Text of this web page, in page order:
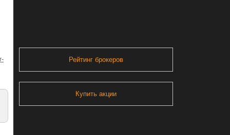
Рейтинг брокеров
Купить акции